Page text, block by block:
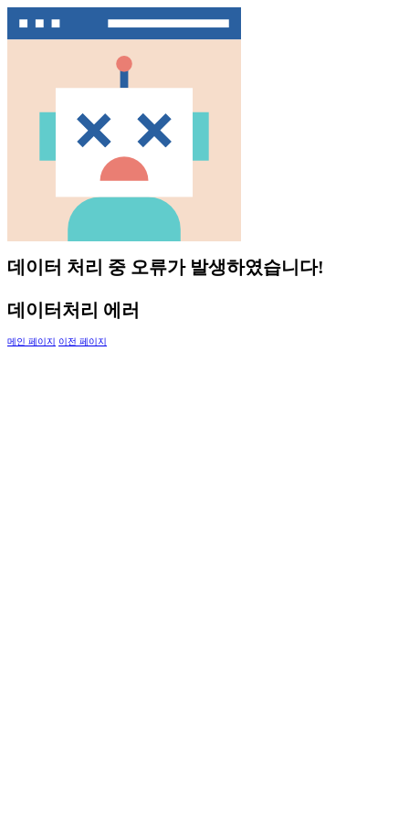
데이터 처리 중 오류가 발생하였습니다!
데이터처리 에러
메인 페이지 이전 페이지